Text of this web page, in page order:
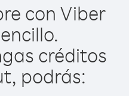
con Viber
créditos
podrás: